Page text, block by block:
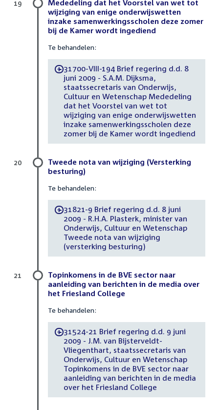
Mededeling dat het Voorstel van wet tot
wijziging van enige onderwijswetten
inzake samenwerkingsscholen deze zomer
bij de Kamer wordt ingediend
Te behandelen:
-31700-VIII-194 Brief regering d.d. 8
juni 2009 - S.A.M. Dijksma,
staatssecretaris van Onderwijs,
Cultuur en Wetenschap Mededeling
dat het Voorstel van wet tot
wijziging van enige onderwijswetten
inzake samenwerkingsscholen deze
zomer bij de Kamer wordt ingediend
19
Tweede nota van wijziging (Versterking
besturing)
Te behandelen:
-31821-9 Brief regering d.d. 8 juni
2009 - R.H.A. Plasterk, minister van
Onderwijs, Cultuur en Wetenschap
Tweede nota van wijziging
(versterking besturing)
20
Topinkomens in de BVE sector naar
aanleiding van berichten in de media over
het Friesland College
Te behandelen:
-31524-21 Brief regering d.d. 9 juni
2009 - J.M. van Bijsterveldt-
Vliegenthart, staatssecretaris van
Onderwijs, Cultuur en Wetenschap
Topinkomens in de BVE sector naar
aanleiding van berichten in de media
over het Friesland College
21